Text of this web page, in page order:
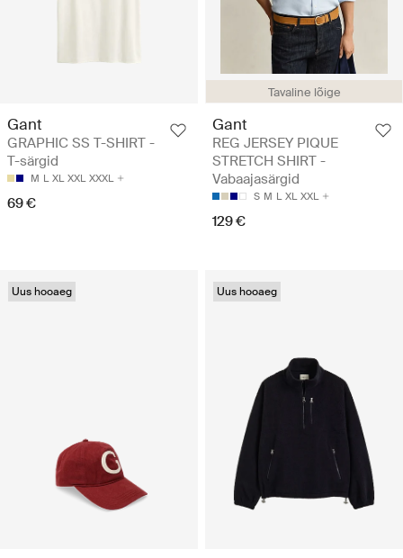
Gant
GRAPHIC SS T-SHIRT -
T-särgid
M L XL XXL XXXL
69 €
Tavaline lõige
Gant
REG JERSEY PIQUE
STRETCH SHIRT -
Vabaajasärgid
S M L XL XXL
129 €
Uus hooaeg Uus hooaeg